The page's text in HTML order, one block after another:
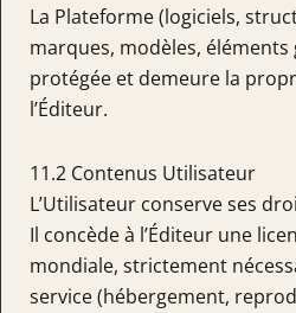
La Plateforme (logiciels,
marques, modèles,
protégée et demeure la
l’Éditeur.
11.2 Contenus Utilisateur
L’Utilisateur conserve ses
Il concède à l’Éditeur une
mondiale, strictement
service (hébergement,